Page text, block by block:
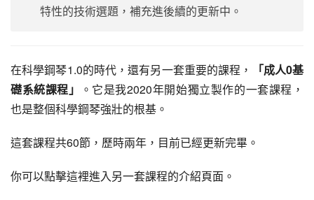
特性的技術選題，補充進後續的更新中。
在科學鋼琴1.0的時代，還有另一套重要的課程，
「成人0基
礎系統課程」
。它是我2020年開始獨立製作的一套課程，
也是整個科學鋼琴強壯的根基。
這套課程共60節，歷時兩年，目前已經更新完畢。
你可以點擊這裡進入另一套課程的介紹頁面。